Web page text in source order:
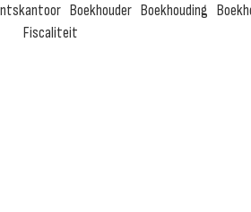
Boekhouder Boekhouding
Fiscaliteit